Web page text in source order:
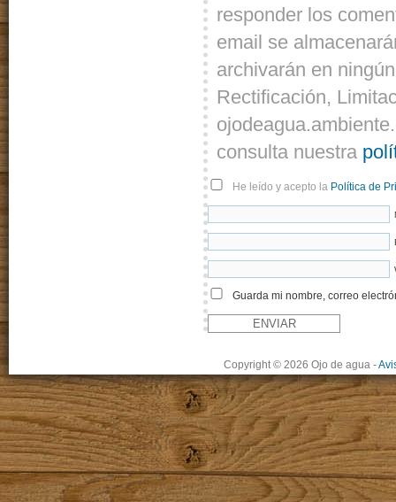
responder los
email se
archivarán en
Rectificación,
consulta nuestra
He leído y acepto la Política de
Guarda mi nombre, correo
Copyright © 2026 Ojo de agua -